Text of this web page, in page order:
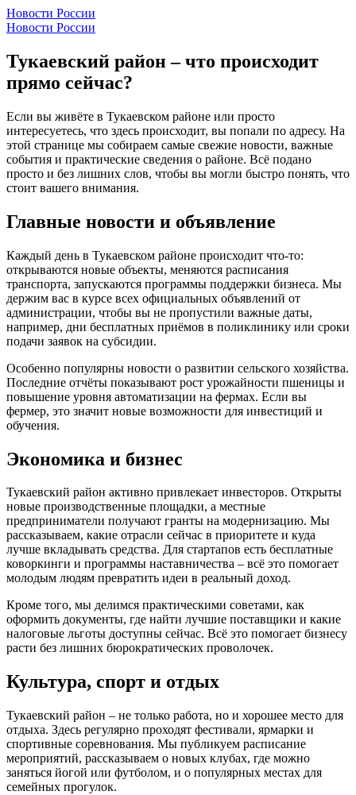
Новости России
Новости России
Тукаевский район – что происходит
прямо сейчас?
Если вы живёте в Тукаевском районе или просто
интересуетесь, что здесь происходит, вы попали по адресу. На
этой странице мы собираем самые свежие новости, важные
события и практические сведения о районе. Всё подано
просто и без лишних слов, чтобы вы могли быстро понять, что
стоит вашего внимания.
Главные новости и объявление
Каждый день в Тукаевском районе происходит что‑то:
открываются новые объекты, меняются расписания
транспорта, запускаются программы поддержки бизнеса. Мы
держим вас в курсе всех официальных объявлений от
администрации, чтобы вы не пропустили важные даты,
например, дни бесплатных приёмов в поликлинику или сроки
подачи заявок на субсидии.
Особенно популярны новости о развитии сельского хозяйства.
Последние отчёты показывают рост урожайности пшеницы и
повышение уровня автоматизации на фермах. Если вы
фермер, это значит новые возможности для инвестиций и
обучения.
Экономика и бизнес
Тукаевский район активно привлекает инвесторов. Открыты
новые производственные площадки, а местные
предприниматели получают гранты на модернизацию. Мы
рассказываем, какие отрасли сейчас в приоритете и куда
лучше вкладывать средства. Для стартапов есть бесплатные
коворкинги и программы наставничества – всё это помогает
молодым людям превратить идеи в реальный доход.
Кроме того, мы делимся практическими советами, как
оформить документы, где найти лучшие поставщики и какие
налоговые льготы доступны сейчас. Всё это помогает бизнесу
расти без лишних бюрократических проволочек.
Культура, спорт и отдых
Тукаевский район – не только работа, но и хорошее место для
отдыха. Здесь регулярно проходят фестивали, ярмарки и
спортивные соревнования. Мы публикуем расписание
мероприятий, рассказываем о новых клубах, где можно
заняться йогой или футболом, и о популярных местах для
семейных прогулок.